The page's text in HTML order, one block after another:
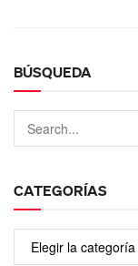
BÚSQUEDA
CATEGORÍAS